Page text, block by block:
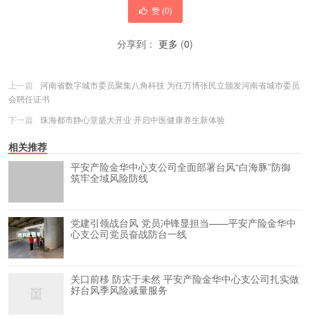
赞 (0)
分享到： 更多 (0)
上一篇
河南省数字城市委员聚集八角科技 为任万博张民立颁发河南省城市委员
会聘任证书
下一篇
珠海都市静心堂盛大开业 开启中医健康养生新体验
相关推荐
平安产险金华中心支公司全面部署台风“白海豚”防御
筑牢全域风险防线
党建引领战台风 党员冲锋显担当——平安产险金华中
心支公司党员奋战防台一线
关口前移 防灾于未然 平安产险金华中心支公司扎实做
好台风季风险减量服务